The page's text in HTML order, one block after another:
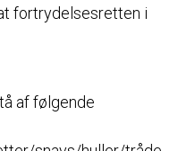
fortrydelsesretten i
af følgende